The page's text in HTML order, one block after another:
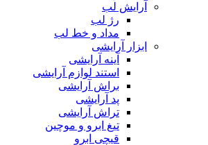
آرایش لب
رژ لب
مداد و خط لب
ابزار آرایشی
آینه آرایشی
استند لوازم آرایشی
براش آرایشی
پد آرایشی
تراش آرایشی
تیغ ابرو و موچین
قیچی ابرو